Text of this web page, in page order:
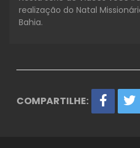
realização do Natal
Bahia.
COMPARTILHE: